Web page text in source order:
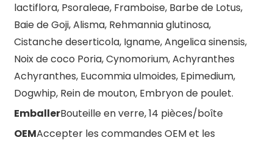
Montmorillonite
lactiflora, Psoraleae, Framboise, Barbe de Lotus,
Baie de Goji, Alisma, Rehmannia glutinosa,
Cistanche deserticola, Igname, Angelica sinensis,
Noix de coco Poria, Cynomorium, Achyranthes
Achyranthes, Eucommia ulmoides, Epimedium,
Dogwhip, Rein de mouton, Embryon de poulet.
EmballerBouteille en verre, 14 pièces/boîte
OEMAccepter les commandes OEM et les